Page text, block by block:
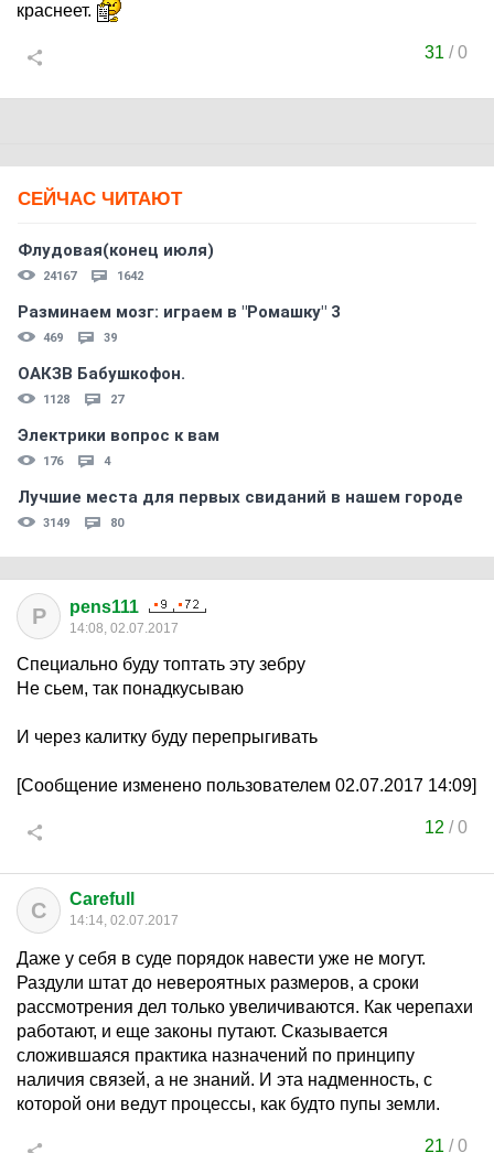
краснеет.
31 /0
СЕЙЧАС ЧИТАЮТ
Флудовая(конец июля)
24167 1642
Разминаем мозг: играем в "Ромашку" 3
469 39
ОАКЗВ Бабушкофон.
1128 27
Электрики вопрос к вам
176 4
Лучшие места для первых свиданий в нашем городе
3149 80
P pens111
14:08, 02.07.2017
Специально буду топтать эту зебру
Не сьем, так понадкусываю
И через калитку буду перепрыгивать
[Сообщение изменено пользователем 02.07.2017 14:09]
12 /0
C Carefull
14:14, 02.07.2017
Даже у себя в суде порядок навести уже не могут.
Раздули штат до невероятных размеров, а сроки
рассмотрения дел только увеличиваются. Как черепахи
работают, и еще законы путают. Сказывается
сложившаяся практика назначений по принципу
наличия связей, а не знаний. И эта надменность, с
которой они ведут процессы, как будто пупы земли.
21 /0